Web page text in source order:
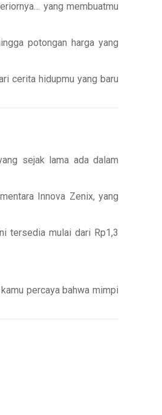
yang membuatmu
potongan harga yang
cerita hidupmu yang baru
sejak lama ada dalam
Innova Zenix, yang
tersedia mulai dari Rp1,3
percaya bahwa mimpi